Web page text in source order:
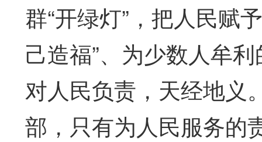
群“开绿灯”，把人民赋
己造福”、为少数人牟
对人民负责，天经地义
部，只有为人民服务的